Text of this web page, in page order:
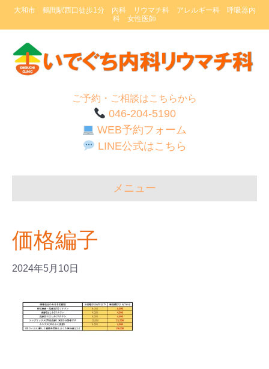
大和市 鶴間駅西口徒歩1分 内科 リウマチ科 アレルギー科 呼吸器内
科 女性医師
ご予約・ご相談はこちらから
046-204-5190
WEB予約フォーム
LINE公式はこちら
メニュー
価格編子
2024年5月10日